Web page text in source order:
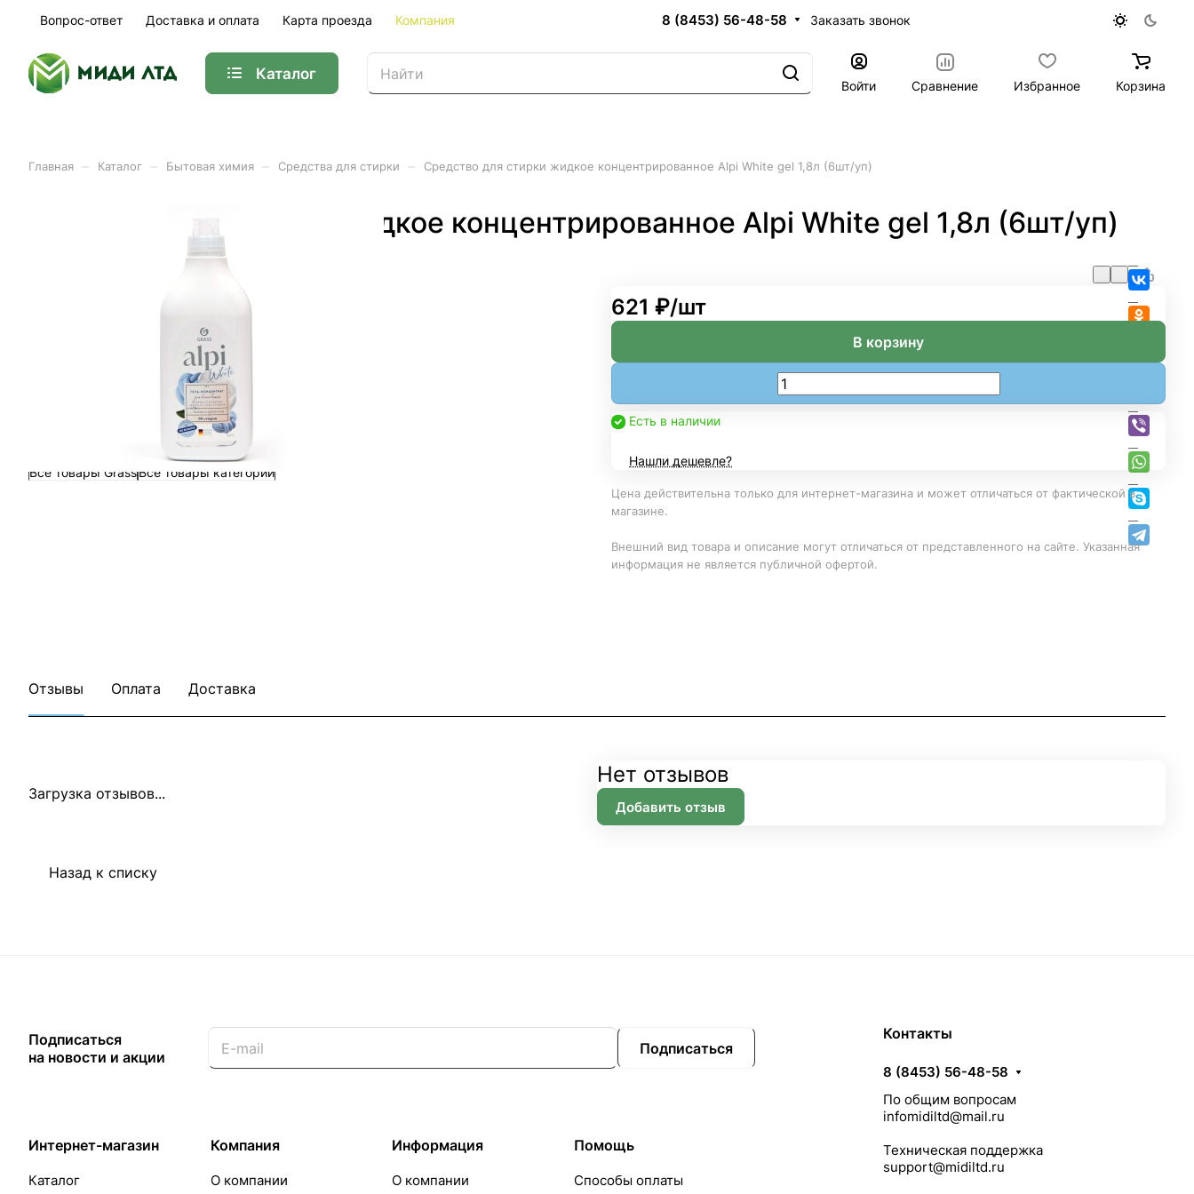
Вопрос-ответ Доставка и оплата Карта проезда Компания 8 (8453) 56-48-58 Заказать звонок
Каталог
Войти Сравнение Избранное Корзина
Главная Каталог Бытовая химия Средства для стирки Средство для стирки жидкое концентрированное Alpi White gel 1,8л (6шт/уп)
Средство для стирки жидкое концентрированное Alpi White gel 1,8л (6шт/уп)
Все товары GrassВсе товары категории
621 ₽/шт
В корзину
Есть в наличии
Нашли дешевле?
Цена действительна только для интернет-магазина и может отличаться от фактической в
магазине.
Внешний вид товара и описание могут отличаться от представленного на сайте. Указанная
информация не является публичной офертой.
Отзывы Оплата Доставка
Загрузка отзывов...
Нет отзывов
Добавить отзыв
Назад к списку
Подписаться
на новости и акции
Подписаться
Интернет-магазин
Каталог
Компания
О компании
Информация
О компании
Помощь
Способы оплаты
Контакты
8 (8453) 56-48-58
По общим вопросам
infomidiltd@mail.ru
Техническая поддержка
support@midiltd.ru